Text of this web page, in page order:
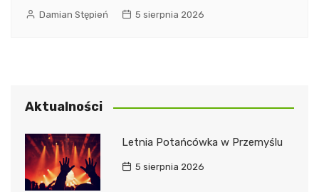
Damian Stępień 5 sierpnia 2026
Aktualności
Letnia Potańcówka w Przemyślu
5 sierpnia 2026